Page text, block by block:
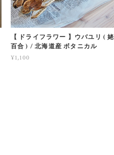
【 ドライフラワー 】ウバユリ ( 姥
百合 ) / 北海道産 ボタニカル
¥1,100